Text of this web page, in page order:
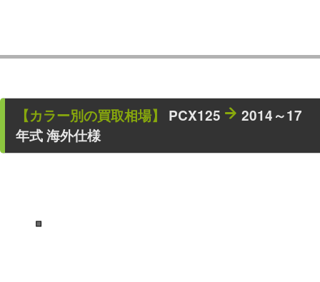
【カラー別の買取相場】 PCX125
2014～17
年式 海外仕様
■